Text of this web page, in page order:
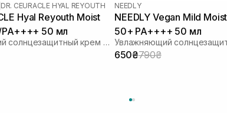
DR. CEURACLE HYAL REYOUTH
Hyal Reyouth Moist
PA++++ 50 мл
Увлажняющий солнцезащитный крем для лица с гиалуроновой кислотой
NEEDLY
NEEDLY Vegan Mild
50+ PA++++ 50 мл
650₴790₴